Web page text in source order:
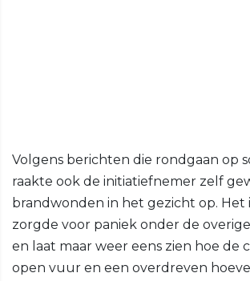
Volgens berichten die rondgaan op
raakte ook de initiatiefnemer zelf
brandwonden in het gezicht op. Het
zorgde voor paniek onder de
en laat maar weer eens zien hoe de
open vuur en een overdreven